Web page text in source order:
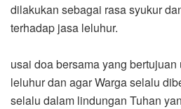
dilakukan sebagai rasa syukur
terhadap jasa leluhur.
usai doa bersama yang
leluhur dan agar Warga selalu
selalu dalam lindungan Tuhan